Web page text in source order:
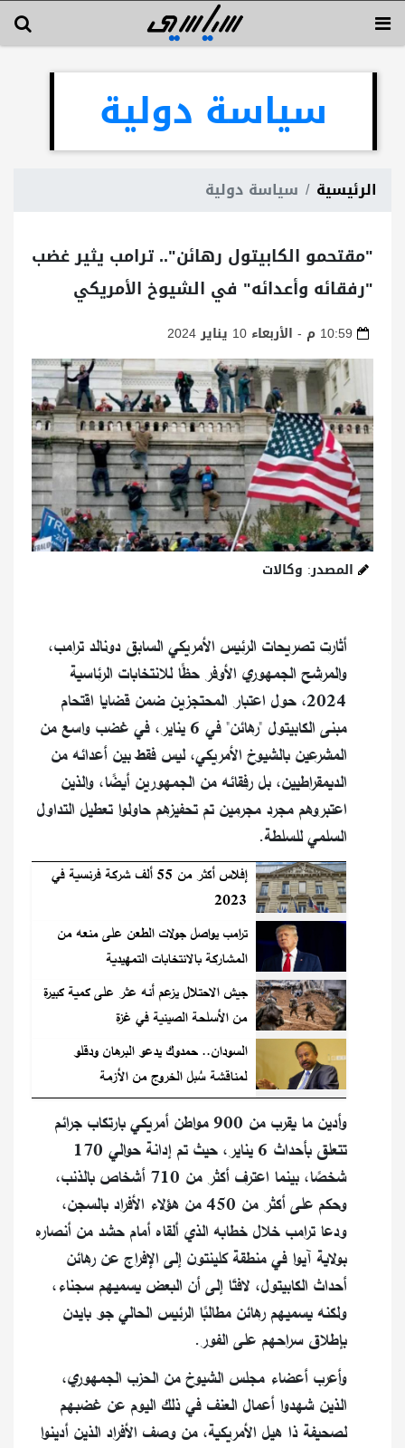
سياسة دولية
الرئيسية سياسة دولية
"مقتحمو الكابيتول رهائن".. ترامب يثير غضب
"رفقائه وأعدائه" في الشيوخ الأمريكي
المصدر: وكالات
أثارت تصريحات الرئيس الأمريكي السابق دونالد ترامب،
والمرشح الجمهوري الأوفر حظًا للانتخابات الرئاسية
2024، حول اعتبار المحتجزين ضمن قضايا اقتحام
مبنى الكابيتول "رهائن" في 6 يناير، في غضب واسع من
المشرعين بالشيوخ الأمريكي، ليس فقط بين أعدائه من
الديمقراطيين، بل رفقائه من الجمهورين أيضًا، والذين
اعتبروهم مجرد مجرمين تم تحفيزهم حاولوا تعطيل التداول
السلمي للسلطة.
إفلاس أكثر من 55 ألف شركة فرنسية في
2023
ترامب يواصل جولات الطعن على منعه من
المشاركة بالانتخابات التمهيدية
جيش الاحتلال يزعم أنه عثر على كمية كبيرة
من الأسلحة الصينية في غزة
السودان.. حمدوك يدعو البرهان ودقلو
لمناقشة سُبل الخروج من الأزمة
وأدين ما يقرب من 900 مواطن أمريكي بارتكاب جرائم
تتعلق بأحداث 6 يناير، حيث تم إدانة حوالي 170
شخصًا، بينما اعترف أكثر من 710 أشخاص بالذنب،
وحكم على أكثر من 450 من هؤلاء الأفراد بالسجن،
ودعا ترامب خلال خطابه الذي ألقاه أمام حشد من أنصاره
بولاية آيوا في منطقة كلينتون إلى الإفراج عن رهائن
أحداث الكابيتول، لافتَا إلى أن البعض يسميهم سجناء،
ولكنه يسميهم رهائن مطالبًا الرئيس الحالي جو بايدن
بإطلاق سراحهم على الفور.
وأعرب أعضاء مجلس الشيوخ من الحزب الجمهوري،
الذين شهدوا أعمال العنف في ذلك اليوم عن غضبهم
لصحيفة ذا هيل الأمريكية، من وصف الأفراد الذين أدينوا